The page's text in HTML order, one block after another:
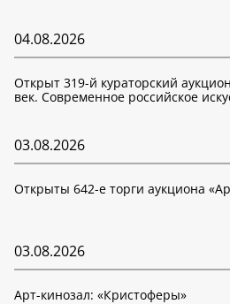
04.08.2026
Открыт 319-й кураторский
век. Современное российское
03.08.2026
Открыты 642-е торги аукциона
03.08.2026
Арт-кинозал: «Кристоферы»